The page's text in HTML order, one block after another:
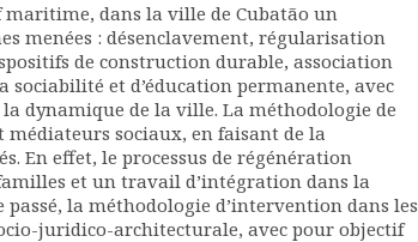
maritime, dans la ville de Cubatão un
menées : désenclavement, régularisation
de construction durable, association
et d’éducation permanente, avec
dynamique de la ville. La méthodologie de
sociaux, en faisant de la
En effet, le processus de régénération
et un travail d’intégration dans la
la méthodologie d’intervention dans les
juridico-architecturale, avec pour objectif